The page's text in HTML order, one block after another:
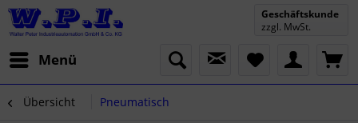
Menü
Geschäftskunde
zzgl. MwSt.
Übersicht Pneumatisch